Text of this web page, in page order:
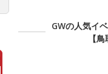
GWの人気イ
【鳥